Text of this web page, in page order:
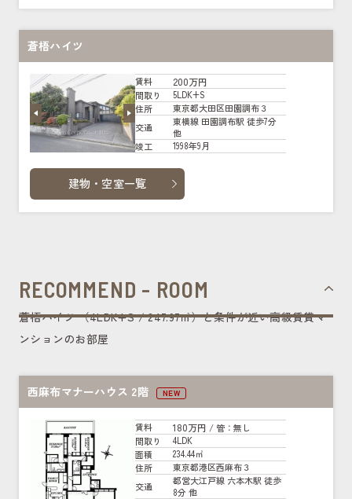
蒼梧ハイツ
賃料 200万円
間取り
5LDK+S
住所
東京都大田区田園調布３
交通
東横線 田園調布駅 徒歩7分
他
竣工
1998年9月
建物・空室一覧
RECOMMEND - ROOM
蒼梧ハイツ （4LDK+S / 247.97㎡）と条件が近い高級賃貸マ
ンションのお部屋
西麻布マナーハウス 2階 NEW
賃料 180万円 / 管：無し
間取り
4LDK
面積
234.44㎡
住所
東京都港区西麻布３
交通
都営大江戸線 六本木駅 徒歩
8分 他